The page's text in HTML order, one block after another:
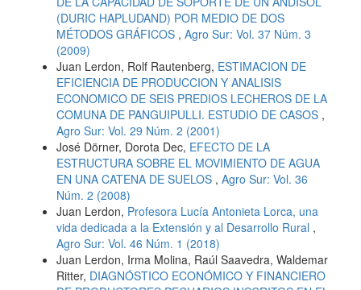
(DURIC HAPLUDAND) POR MEDIO DE DOS
MÉTODOS GRÁFICOS , Agro Sur: Vol. 37 Núm. 3
(2009)
Juan Lerdon, Rolf Rautenberg, ESTIMACION DE
EFICIENCIA DE PRODUCCION Y ANALISIS
ECONOMICO DE SEIS PREDIOS LECHEROS DE LA
COMUNA DE PANGUIPULLI. ESTUDIO DE CASOS ,
Agro Sur: Vol. 29 Núm. 2 (2001)
José Dörner, Dorota Dec, EFECTO DE LA
ESTRUCTURA SOBRE EL MOVIMIENTO DE AGUA
EN UNA CATENA DE SUELOS , Agro Sur: Vol. 36
Núm. 2 (2008)
Juan Lerdon, Profesora Lucía Antonieta Lorca, una
vida dedicada a la Extensión y al Desarrollo Rural ,
Agro Sur: Vol. 46 Núm. 1 (2018)
Juan Lerdon, Irma Molina, Raúl Saavedra, Waldemar
Ritter, DIAGNÓSTICO ECONÓMICO Y FINANCIERO